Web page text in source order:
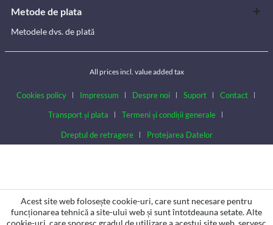
Metode de plata
Metodele dvs. de plată
All prices incl. value added tax
Cookies policy Impressum Despre noi Suport
Contact
Transport și plata
Termeni și condiții generale
Dreptul de retragere Protejarea Datelor
Acest site web folosește cookie-uri, care sunt necesare pentru
funcționarea tehnică a site-ului web și sunt întotdeauna setate. Alte
cookie-uri, care sporesc gradul de utilizare a acestui site web, servesc